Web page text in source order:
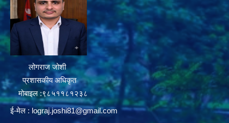
लोगराज जोशी
प्रशासकीय अधिकृत
मोबाइल :९८५११८१२३८
ई-मेल : lograj.joshi81@gmail.com